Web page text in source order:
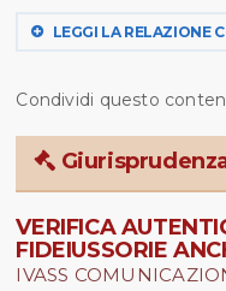
LEGGI LA RELAZIONE
Condividi questo
VERIFICA
FIDEIUSSORIE
IVASS